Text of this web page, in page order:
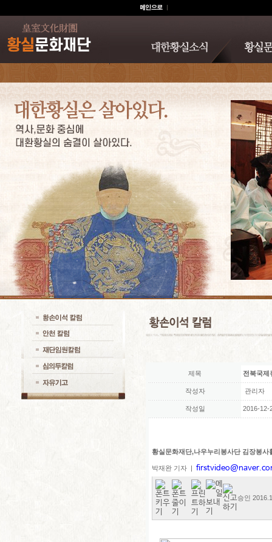
제목 전북국제
작성자 관리자
작성일 2016-12-
황실문화재단,나우누리봉사단 김장봉사
박재완 기자 |
승인